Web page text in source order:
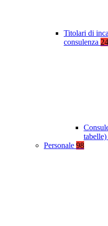
Titolari di
consulenza
tabelle)
Personale 98